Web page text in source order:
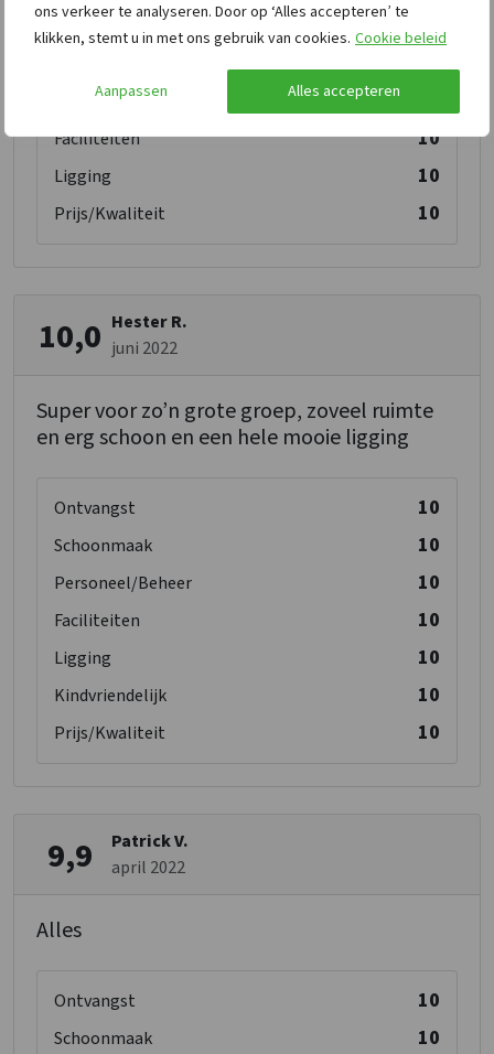
ons verkeer te analyseren. Door op ‘Alles accepteren’ te
klikken, stemt u in met ons gebruik van cookies. Cookie beleid
Aanpassen Alles accepteren
Ontvangst 10
10
Personeel/Beheer
Faciliteiten 10
Ligging 10
Prijs/Kwaliteit 10
10,0 Hester R.
juni 2022
Super voor zo’n grote groep, zoveel ruimte
en erg schoon en een hele mooie ligging
Ontvangst 10
Schoonmaak 10
Personeel/Beheer 10
Faciliteiten 10
Ligging 10
Kindvriendelijk 10
Prijs/Kwaliteit 10
9,9
Patrick V.
april 2022
Alles
Ontvangst 10
Schoonmaak 10